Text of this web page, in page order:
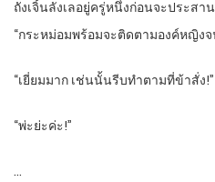
ถังเจิ้นลังเลอยู่ครู่หนึ่งก่อนจะประส
“กระหม่อมพร้อมจะติดตามองค์หญิง
“เยี่ยมมาก เช่นนั้นรีบทำตามที่ข้าสั่ง!”
“พ่ะย่ะค่ะ!”
…